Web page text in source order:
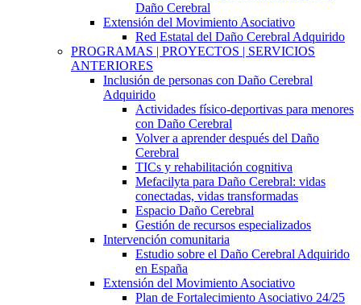
Daño Cerebral
Extensión del Movimiento Asociativo
Red Estatal del Daño Cerebral Adquirido
PROGRAMAS | PROYECTOS | SERVICIOS
ANTERIORES
Inclusión de personas con Daño Cerebral
Adquirido
Actividades físico-deportivas para menores
con Daño Cerebral
Volver a aprender después del Daño
Cerebral
TICs y rehabilitación cognitiva
Mefacilyta para Daño Cerebral: vidas
conectadas, vidas transformadas
Espacio Daño Cerebral
Gestión de recursos especializados
Intervención comunitaria
Estudio sobre el Daño Cerebral Adquirido
en España
Extensión del Movimiento Asociativo
Plan de Fortalecimiento Asociativo 24/25